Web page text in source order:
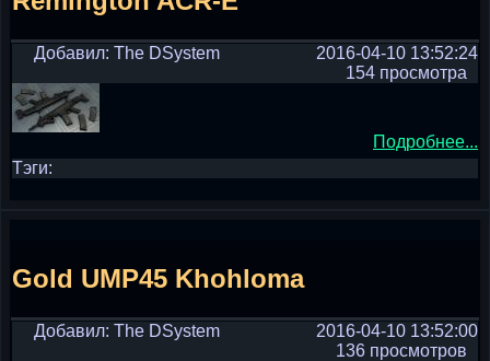
Добавил: The DSystem
2016-04-10 13:52:24
154 просмотра
Подробнее...
Тэги:
Gold UMP45 Khohloma
Добавил: The DSystem
2016-04-10 13:52:00
136 просмотров